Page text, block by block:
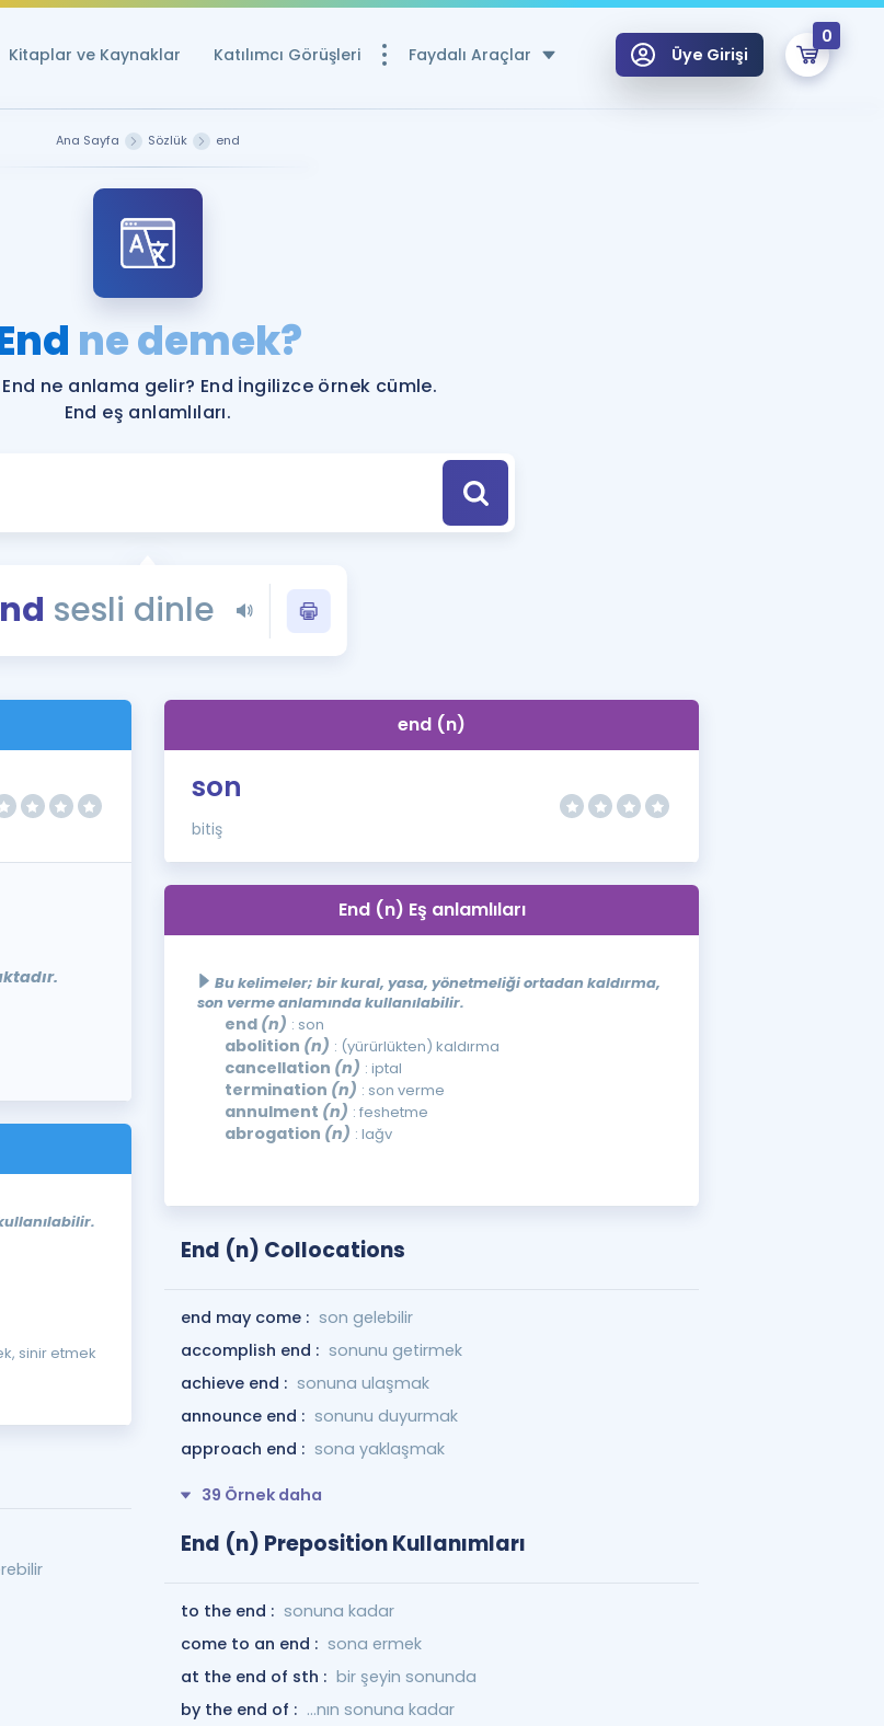
Kitaplar ve Kaynaklar Katılımcı Görüşleri Faydalı Araçlar
YDS ve YÖKDİL Puan Hesaplama Aracı
YDS ve YÖKDİL'e Hazırlananlar için Öneriler
Tüm ÖSYM Sınavları Tek Takvimde
Blog
YDS - YÖKDİL Tüm Sınavlarla İlgili Haberler
İngilizce Gramer
Üye Girişi
0
Ana Sayfa Sözlük end
ne demek?
ne anlama gelir? End İngilizce örnek cümle.
End eş anlamlıları.
sesli dinle
sinir etmek
end (n)
son
bitiş
End (n) Eş anlamlıları
Bu kelimeler; bir kural, yasa, yönetmeliği ortadan kaldırma,
son verme anlamında kullanılabilir.
end (n) : son
abolition (n) : (yürürlükten) kaldırma
cancellation (n) : iptal
termination (n) : son verme
annulment (n) : feshetme
abrogation (n) : lağv
End (n) Collocations
end may come : son gelebilir
accomplish end : sonunu getirmek
achieve end : sonuna ulaşmak
announce end : sonunu duyurmak
approach end : sona yaklaşmak
39 Örnek daha
End (n) Preposition Kullanımları
to the end : sonuna kadar
come to an end : sona ermek
at the end of sth : bir şeyin sonunda
by the end of : ...nın sonuna kadar